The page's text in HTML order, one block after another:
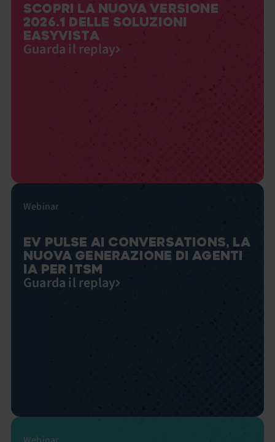
SCOPRI LA NUOVA VERSIONE
2026.1 DELLE SOLUZIONI
EASYVISTA
Guarda il replay
Webinar
EV PULSE AI CONVERSATIONS, LA
NUOVA GENERAZIONE DI AGENTI
IA PER ITSM
Guarda il replay